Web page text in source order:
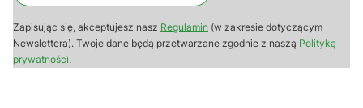
Zapisując się, akceptujesz nasz Regulamin (w zakresie dotyczącym
Newslettera). Twoje dane będą przetwarzane zgodnie z naszą Polityką
prywatności.